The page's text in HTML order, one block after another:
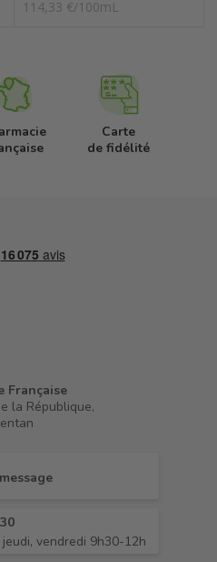
114,33 €/100mL
Carte
de fidélité
Française
la République,
jeudi, vendredi 9h30-12h